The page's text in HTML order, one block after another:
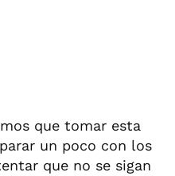
que tomar esta
un poco con los
que no se sigan